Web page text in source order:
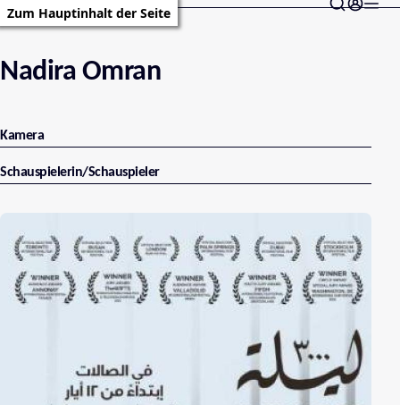
Zum Hauptinhalt der Seite
Nadira Omran
Kamera
Schauspielerin/Schauspieler